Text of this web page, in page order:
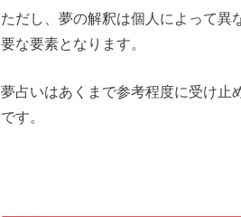
ただし、夢の解釈は個人によって異
要な要素となります。
夢占いはあくまで参考程度に受け止
です。